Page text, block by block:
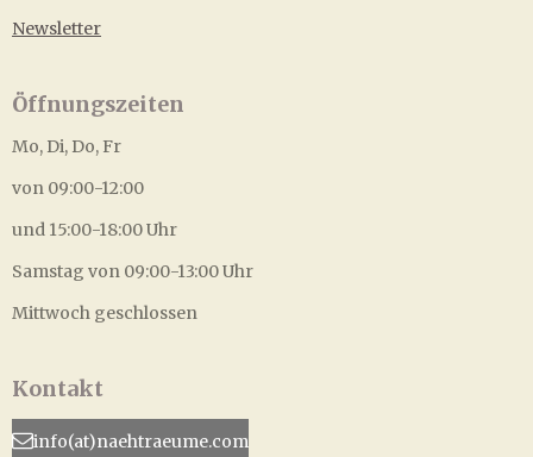
Newsletter
Öffnungszeiten
Mo, Di, Do, Fr
von 09:00-12:00
und 15:00-18:00 Uhr
Samstag von 09:00-13:00 Uhr
Mittwoch geschlossen
Kontakt
info(at)naehtraeume.com